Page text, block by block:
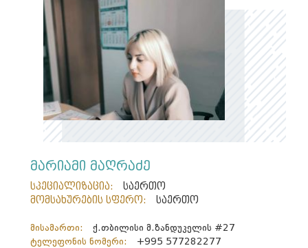
მარიამი მაღრაძე
სპეციალიზაცია:
საერთო
მომსახურების სფერო:
საერთო
მისამართი:
ქ.თბილისი მ.ზანდუკელის #27
ტელეფონის ნომერი:
+995 577282277